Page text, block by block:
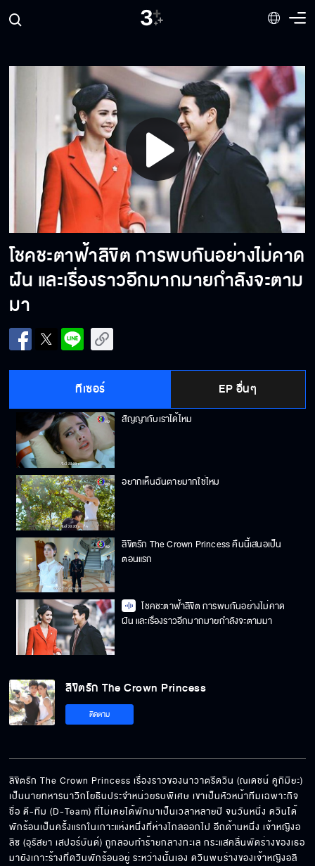
Play
Video
โชคชะตาฟ้าลิขิต การพบกันอย่างไม่คาด
ฝัน และเรื่องราวอีกมากมายกำลังจะตาม
มา
ทีเซอร์ EP อื่นๆ
คุณต้องทำตัวเป็นคนธรรมดา
โมโหหิว
คุณคิดได้แค่นี้เหรอ
สัญญากับเราได้ไหม
อยากเห็นฉันตายมากใช่ไหม
ลิขิตรัก The Crown Princess คืนนี้เสนอเป็น
ตอนแรก
โชคชะตาฟ้าลิขิต การพบกันอย่างไม่คาด
ฝัน และเรื่องราวอีกมากมายกำลังจะตามมา
ลิขิตรัก The Crown Princess
ติดตาม
ลิขิตรัก The Crown Princess เรื่องราวของนาวาตรีดวิน (ณเดชน์ คูกิมิยะ)
เป็นนายทหารนาวิกโยธินประจำหน่วยรบพิเศษ เขาเป็นหัวหน้าทีมเฉพาะกิจ
ชื่อ ดี-ทีม (D-Team) ที่ไม่เคยได้พักมาเป็นเวลาหลายปี จนวันหนึ่ง ดวินได้
พักร้อนเป็นครั้งแรกในเกาะแห่งหนึ่งที่ห่างไกลออกไป อีกด้านหนึ่ง เจ้าหญิงอ
ลิซ (อุรัสยา เสปอร์บันด์) ถูกลอบทำร้ายกลางทะเล กระแสคลื่นพัดร่างของเธอ
มายังเกาะร้างที่ดวินพักร้อนอยู่ ระหว่างนั้นเอง ดวินพบร่างของเจ้าหญิงอลิ